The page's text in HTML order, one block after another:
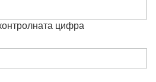
цифра